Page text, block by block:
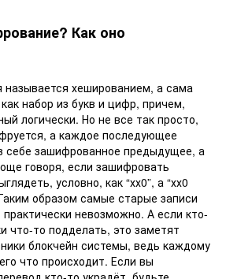
Как оно
хешированием, а сама
набор из букв и цифр, причем,
логически. Но не все так просто,
а каждое последующее
себе зашифрованное предыдущее, а
говоря, если зашифровать
условно, как “хх0”, а “хх0
образом самые старые записи
невозможно. А если кто-
что-то подделать, это заметят
блокчейн системы, ведь каждому
что происходит. Если вы